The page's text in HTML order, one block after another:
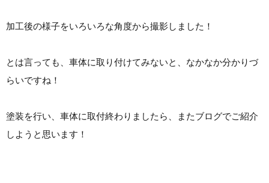
加工後の様子をいろいろな角度から撮影しました！
とは言っても、車体に取り付けてみないと、なかなか分かりづ
らいですね！
塗装を行い、車体に取付終わりましたら、またブログでご紹介
しようと思います！